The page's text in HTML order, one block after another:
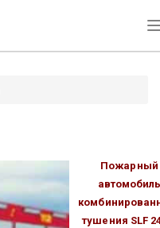
Пожарный
тушения SLF